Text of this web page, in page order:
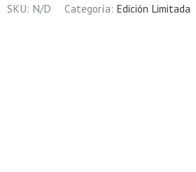
SKU: N/D Categoría: Edición Limitada